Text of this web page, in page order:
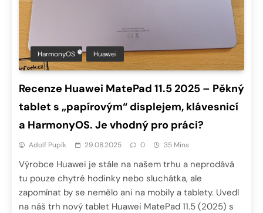
HarmonyOS Huawei
Recenze Huawei MatePad 11.5 2025 – Pěkný
tablet s „papírovým“ displejem, klávesnicí
a HarmonyOS. Je vhodný pro práci?
Adolf Pupík 29.08.2025 0 35 Mins
Výrobce Huawei je stále na našem trhu a neprodává
tu pouze chytré hodinky nebo sluchátka, ale
zapomínat by se nemělo ani na mobily a tablety. Uvedl
na náš trh nový tablet Huawei MatePad 11.5 (2025) s